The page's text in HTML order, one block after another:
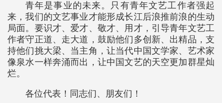
青年是事业的未来。只有青年文艺工作者强起
来，我们的文艺事业才能形成长江后浪推前浪的生动
局面。要识才、爱才、敬才、用才，引导青年文艺工
作者守正道、走大道，鼓励他们多创新、出精品，支
持他们挑大梁、当主角，让当代中国文学家、艺术家
像泉水一样奔涌而出，让中国文艺的天空更加群星灿
烂。
各位代表！同志们、朋友们！